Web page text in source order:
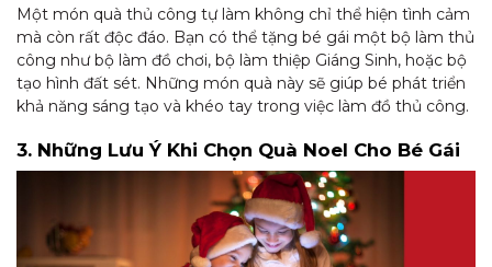
Một món quà thủ công tự làm không chỉ thể hiện tình cảm
mà còn rất độc đáo. Bạn có thể tặng bé gái một bộ làm thủ
công như bộ làm đồ chơi, bộ làm thiệp Giáng Sinh, hoặc bộ
tạo hình đất sét. Những món quà này sẽ giúp bé phát triển
khả năng sáng tạo và khéo tay trong việc làm đồ thủ công.
3. Những Lưu Ý Khi Chọn Quà Noel Cho Bé Gái